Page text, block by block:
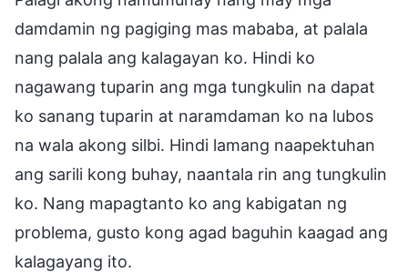
damdamin ng pagiging mas mababa, at palala
nang palala ang kalagayan ko. Hindi ko
nagawang tuparin ang mga tungkulin na dapat
ko sanang tuparin at naramdaman ko na lubos
na wala akong silbi. Hindi lamang naapektuhan
ang sarili kong buhay, naantala rin ang tungkulin
ko. Nang mapagtanto ko ang kabigatan ng
problema, gusto kong agad baguhin kaagad ang
kalagayang ito.